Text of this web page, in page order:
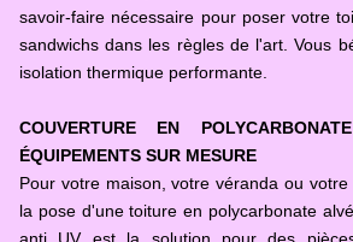
savoir-faire nécessaire pour poser votre
sandwichs dans les règles de l'art. Vous
isolation thermique performante.
COUVERTURE EN
ÉQUIPEMENTS SUR MESURE
Pour votre maison, votre véranda ou votre
la pose d'une toiture en polycarbonate
anti UV est la solution pour des